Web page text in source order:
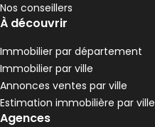
Nos conseillers
À découvrir
Immobilier par département
Immobilier par ville
Annonces ventes par ville
Estimation immobilière par ville
Agences